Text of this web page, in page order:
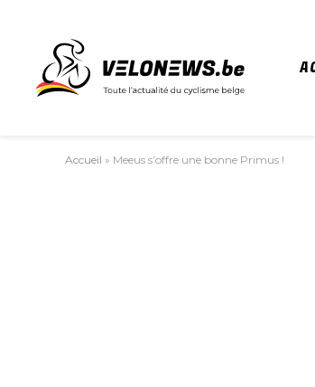
Accueil » Meeus s’offre une bonne Primus !